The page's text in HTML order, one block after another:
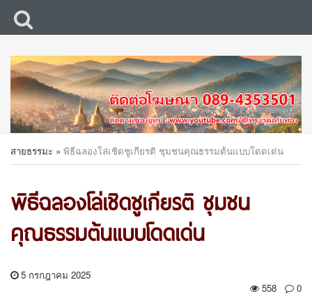
สายธรรมะ » พิธีฉลองโล่เชิดชูเกียรติ ชุมชนคุณธรรมต้นแบบโดดเด่น
พิธีฉลองโล่เชิดชูเกียรติ ชุมชน
คุณธรรมต้นแบบโดดเด่น
5 กรกฎาคม 2025
558
0